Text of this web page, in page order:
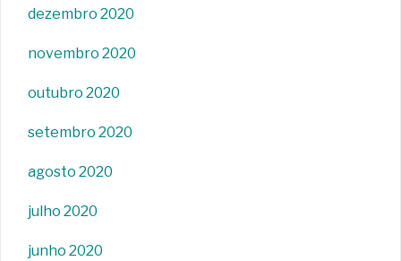
dezembro 2020
novembro 2020
outubro 2020
setembro 2020
agosto 2020
julho 2020
junho 2020